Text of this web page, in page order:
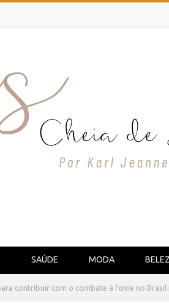
SAÚDE MODA
contribuir com o combate à fome no Brasil